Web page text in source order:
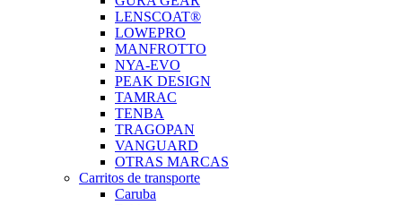
LENSCOAT®
LOWEPRO
MANFROTTO
NYA-EVO
PEAK DESIGN
TAMRAC
TENBA
TRAGOPAN
VANGUARD
OTRAS MARCAS
Carritos de transporte
Caruba